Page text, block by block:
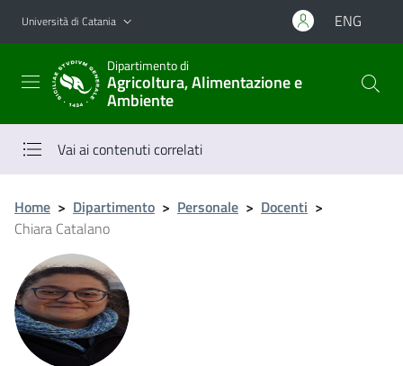
Vai al contenuto principale
Vai al menu di navigazione
Università di Catania ENG
Dipartimento di
Agricoltura, Alimentazione e
Ambiente
Vai ai contenuti correlati
Home > Dipartimento > Personale > Docenti >
Chiara Catalano